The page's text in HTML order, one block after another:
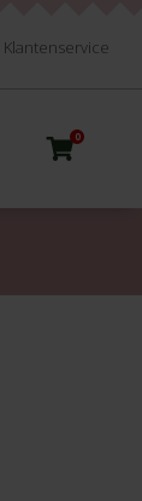
Klantenservice
0